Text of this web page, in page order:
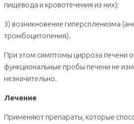
пищевода и кровотечения из них);
3) возникновение гиперспленизма
тромбоцитопения).
При этом симптомы цирроза печени
функциональные пробы печени не
незначительно.
Лечение
Применяют препараты, которые